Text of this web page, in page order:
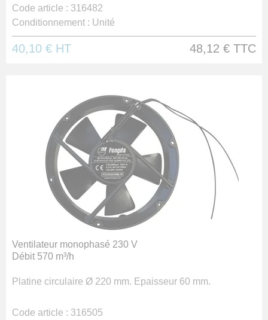
Code article : 316482
Conditionnement : Unité
40,10 € HT 48,12 € TTC
Ventilateur monophasé 230 V
Débit 570 m³/h
Platine circulaire Ø 220 mm. Epaisseur 60 mm.
Code article : 316505